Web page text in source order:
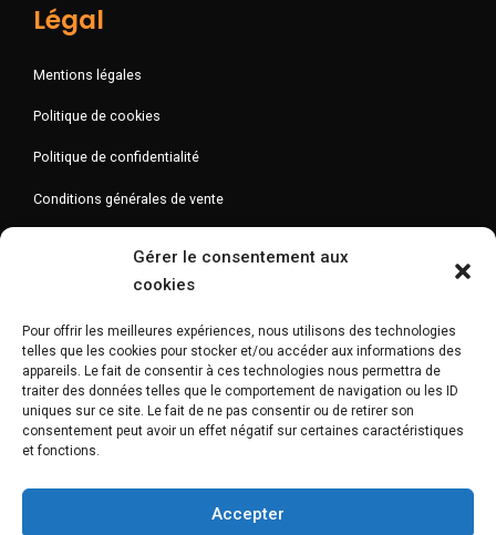
Gérer le consentement aux
cookies
Pour offrir les meilleures expériences, nous utilisons des technologies
telles que les cookies pour stocker et/ou accéder aux informations des
appareils. Le fait de consentir à ces technologies nous permettra de
traiter des données telles que le comportement de navigation ou les ID
uniques sur ce site. Le fait de ne pas consentir ou de retirer son
consentement peut avoir un effet négatif sur certaines caractéristiques
et fonctions.
Accepter
Légal
Mentions légales
Politique de cookies
Politique de confidentialité
Conditions générales de vente
Newsletter